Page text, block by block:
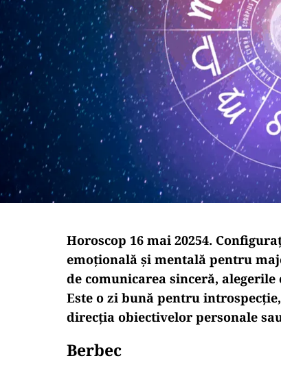
Horoscop 16 mai 20254. C
emoțională și mentală pentru
de comunicarea sinceră, alegerile
Este o zi bună pentru introspecție,
direcția obiectivelor personale
Berbec